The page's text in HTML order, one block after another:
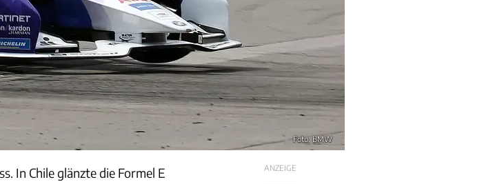
Foto: BMW
ANZEIGE
In Chile glänzte die Formel E